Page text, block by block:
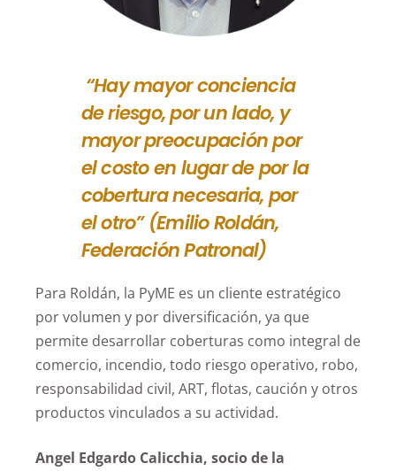
“Hay mayor conciencia
de riesgo, por un lado, y
mayor preocupación por
el costo en lugar de por la
cobertura necesaria, por
el otro” (Emilio Roldán,
Federación Patronal)
Para Roldán, la PyME es un cliente estratégico
por volumen y por diversificación, ya que
permite desarrollar coberturas como integral de
comercio, incendio, todo riesgo operativo, robo,
responsabilidad civil, ART, flotas, caución y otros
productos vinculados a su actividad.
Angel Edgardo Calicchia, socio de la